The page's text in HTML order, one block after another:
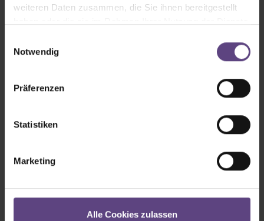
weiteren Daten zusammen, die Sie ihnen bereitgestellt
Notwendig
Präferenzen
Statistiken
Marketing
Alle Cookies zulassen
Land
Festnetz
Handy